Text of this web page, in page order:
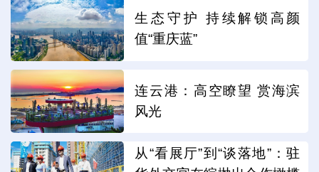
生态守护 持续解锁高颜
值“重庆蓝”
连云港：高空瞭望 赏海滨
风光
从“看展厅”到“谈落地”：驻